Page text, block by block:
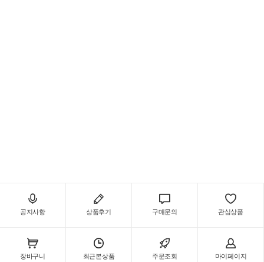
공지사항 상품후기 구매문의 관심상품
장바구니 최근본상품 주문조회 마이페이지